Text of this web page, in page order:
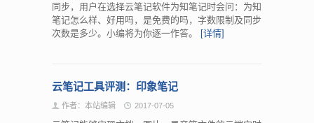
同步，用户在选择云笔记软件为知笔记时会问：为知
笔记怎么样、好用吗，是免费的吗，字数限制及同步
次数是多少。小编将为你逐一作答。
[详情]
云笔记工具评测：印象笔记
作者：本站编辑 2017-07-05